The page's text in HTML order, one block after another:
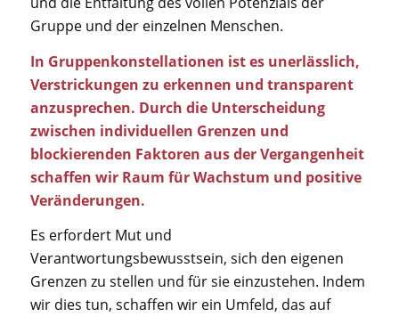
Gruppe und der einzelnen Menschen.
In Gruppenkonstellationen ist es unerlässlich,
Verstrickungen zu erkennen und transparent
anzusprechen. Durch die Unterscheidung
zwischen individuellen Grenzen und
blockierenden Faktoren aus der Vergangenheit
schaffen wir Raum für Wachstum und positive
Veränderungen.
Es erfordert Mut und
Verantwortungsbewusstsein, sich den eigenen
Grenzen zu stellen und für sie einzustehen. Indem
wir dies tun, schaffen wir ein Umfeld, das auf